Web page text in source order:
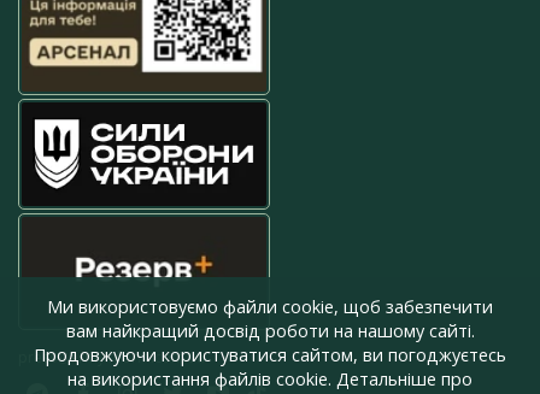
press@armyinform.com.ua
Ми використовуємо файли cookie, щоб забезпечити
вам найкращий досвід роботи на нашому сайті.
Продовжуючи користуватися сайтом, ви погоджуєтесь
на використання файлів cookie. Детальніше про